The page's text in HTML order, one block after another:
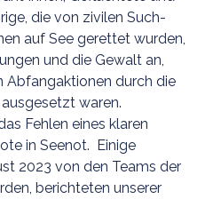
die von zivilen Such-
auf See gerettet wurden,
und die Gewalt an,
Abfangaktionen durch die
waren.
Fehlen eines klaren
in Seenot. Einige
2023 von den Teams der
berichteten unserer